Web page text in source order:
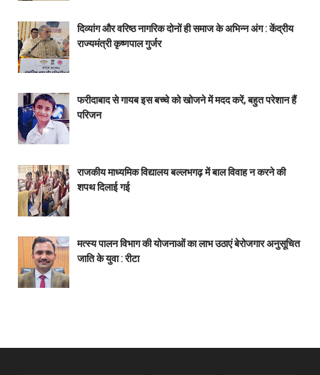
दिव्यांग और वरिष्ठ नागरिक दोनों ही समाज के अभिन्न अंग : केंद्रीय
राज्यमंत्री कृष्णपाल गुर्जर
फरीदाबाद से गायब इस बच्चे को खोजने में मदद करें, बहुत परेशान हैं
परिजन
राजकीय माध्यमिक विद्यालय बल्लभगढ़ में बाल विवाह न करने की
शपथ दिलाई गई
मत्स्य पालन विभाग की योजनाओं का लाभ उठाएं बेरोजगार अनुसूचित
जाति के युवा : रीटा